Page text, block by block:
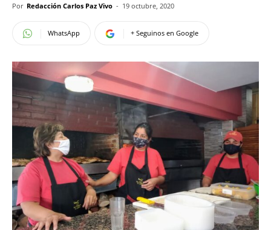
Por Redacción Carlos Paz Vivo - 19 octubre, 2020
WhatsApp + Seguinos en Google